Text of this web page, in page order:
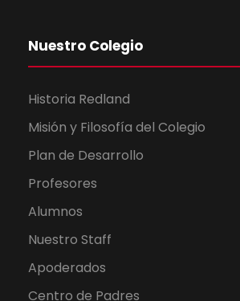
Nuestro Colegio
Historia Redland
Misión y Filosofía del Colegio
Plan de Desarrollo
Profesores
Alumnos
Nuestro Staff
Apoderados
Centro de Padres